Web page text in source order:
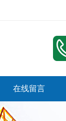
在线留言